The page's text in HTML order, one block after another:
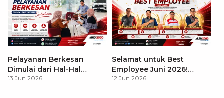
Pelayanan Berkesan
Dimulai dari Hal-Hal
Sederhana
13 Jun 2026
Selamat untuk Best
Employee Juni 2026!
Dedikasi Hari Ini, Inspirasi
12 Jun 2026